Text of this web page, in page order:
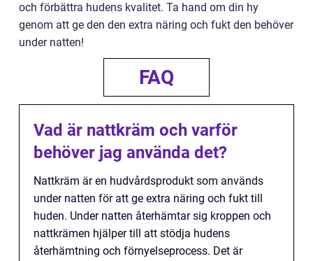
och förbättra hudens kvalitet. Ta hand om din hy
genom att ge den den extra näring och fukt den behöver
under natten!
FAQ
Vad är nattkräm och varför
behöver jag använda det?
Nattkräm är en hudvårdsprodukt som används
under natten för att ge extra näring och fukt till
huden. Under natten återhämtar sig kroppen och
nattkrämen hjälper till att stödja hudens
återhämtning och förnyelseprocess. Det är